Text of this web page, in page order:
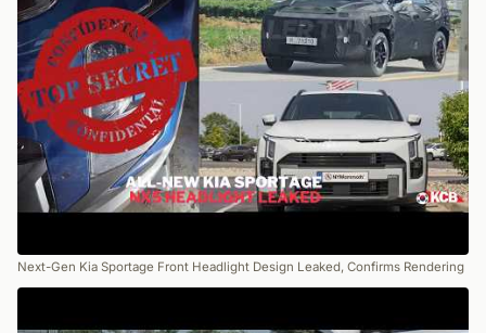
Next-Gen Kia Sportage Front Headlight Design Leaked, Confirms Rendering